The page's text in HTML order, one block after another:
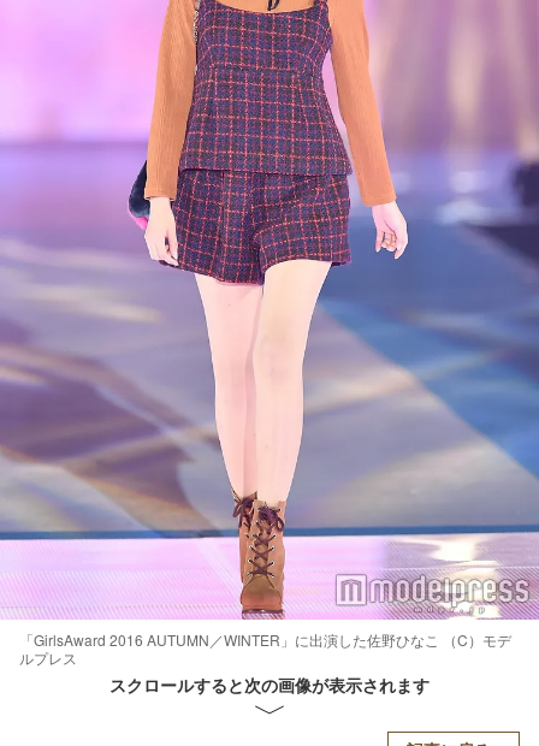
「GirlsAward 2016 AUTUMN／WINTER」に出演した佐野ひなこ （C）モデ
ルプレス
スクロールすると次の画像が表示されます